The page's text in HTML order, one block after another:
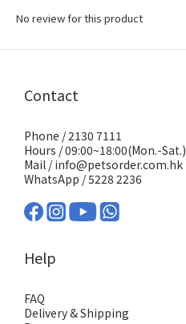
No review for this product
Contact
Phone / 2130 7111
Hours / 09:00~18:00(Mon.-Sat.)
Mail / info@petsorder.com.hk
WhatsApp /5228 2236
Help
FAQ
Delivery & Shipping